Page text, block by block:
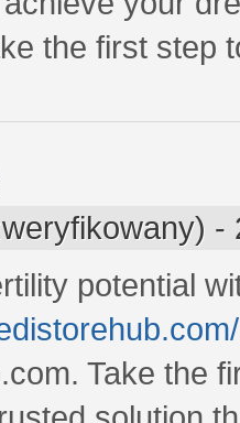
the first step
-
potential
Take the